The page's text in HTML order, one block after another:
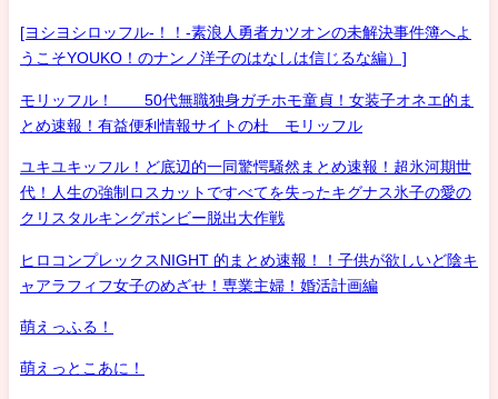
[ヨシヨシロッフル-！！-素浪人勇者カツオンの未解決事件簿へよ
うこそYOUKO！のナンノ洋子のはなしは信じるな編）]
モリッフル！ 50代無職独身ガチホモ童貞！女装子オネエ的ま
とめ速報！有益便利情報サイトの杜 モリッフル
ユキユキッフル！ど底辺的一同驚愕騒然まとめ速報！超氷河期世
代！人生の強制ロスカットですべてを失ったキグナス氷子の愛の
クリスタルキングボンビー脱出大作戦
ヒロコンプレックスNIGHT 的まとめ速報！！子供が欲しいど陰キ
ャアラフィフ女子のめざせ！専業主婦！婚活計画編
萌えっふる！
萌えっとこあに！